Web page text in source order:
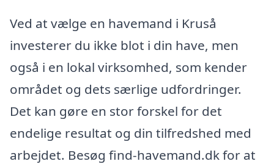
Ved at vælge en havemand i Kruså
investerer du ikke blot i din have, men
også i en lokal virksomhed, som kender
området og dets særlige udfordringer.
Det kan gøre en stor forskel for det
endelige resultat og din tilfredshed med
arbejdet. Besøg find-havemand.dk for at